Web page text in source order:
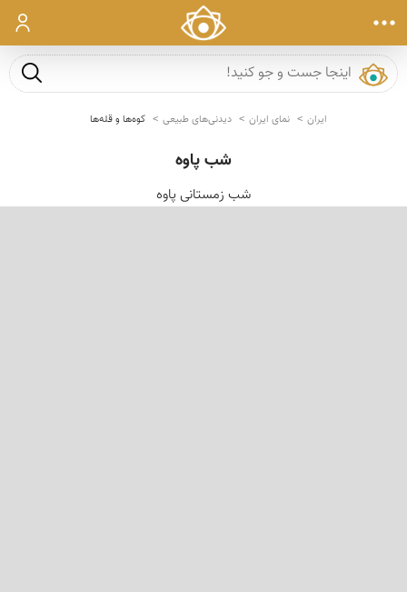
ورود
جست و
ایران نمای ایران دیدنی‌های طبیعی کوه‌ها و قله‌ها
شب پاوه
شب زمستانی پاوه